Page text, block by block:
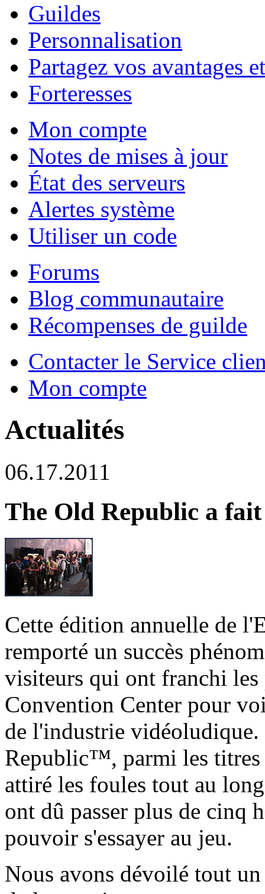
Guildes
Personnalisation
Partagez vos avantages
Forteresses
Mon compte
Notes de mises à jour
État des serveurs
Alertes système
Utiliser un code
Forums
Blog communautaire
Récompenses de guilde
Contacter le Service
Mon compte
Actualités
06.17.2011
The Old Republic a
Cette édition annuelle de
remporté un succès
visiteurs qui ont franchi les
Convention Center pour
de l'industrie vidéoludique.
Republic™, parmi les titres
attiré les foules tout au
ont dû passer plus de cinq
pouvoir s'essayer au jeu.
Nous avons dévoilé tout un